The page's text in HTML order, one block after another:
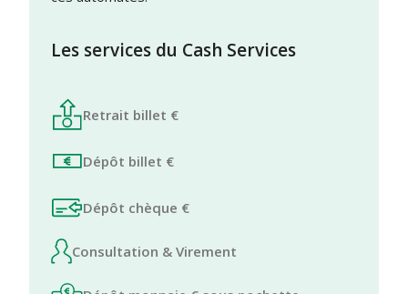
Les services du Cash Services
Retrait billet €
Dépôt billet €
Dépôt chèque €
Consultation & Virement